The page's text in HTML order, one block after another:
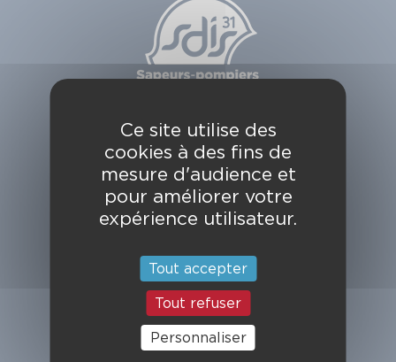
49, chemin de l'Armurié
C.S. 80123
31772 COLOMIERS CEDEX
Contactez-nous
Alerter les secours
18/112
Ce site utilise des
cookies à des fins de
mesure d'audience et
pour améliorer votre
expérience utilisateur.
Tout accepter
Tout refuser
Personnaliser